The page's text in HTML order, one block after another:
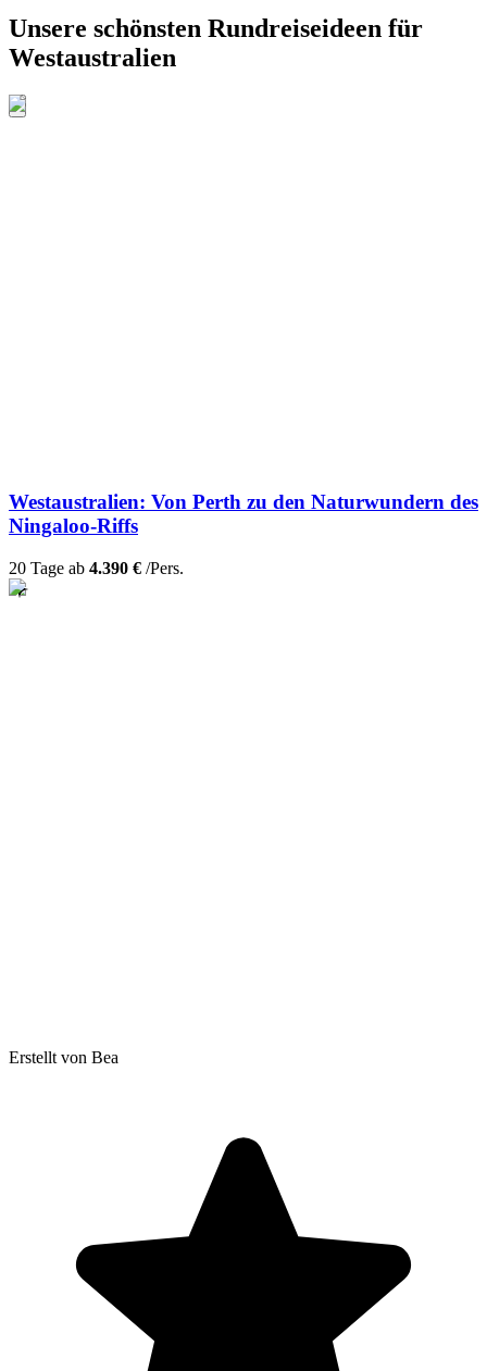
Unsere schönsten Rundreiseideen für
Westaustralien
Westaustralien: Von Perth zu den Naturwundern des
Ningaloo-Riffs
20 Tage ab 4.390 € /Pers.
Erstellt von Bea